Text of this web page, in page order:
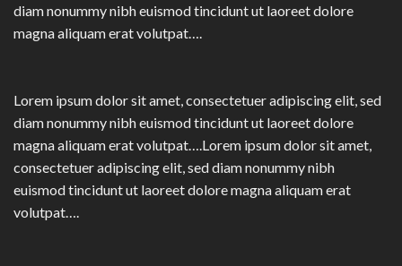
diam nonummy nibh euismod tincidunt ut laoreet dolore
magna aliquam erat volutpat….
Lorem ipsum dolor sit amet, consectetuer adipiscing elit, sed
diam nonummy nibh euismod tincidunt ut laoreet dolore
magna aliquam erat volutpat….Lorem ipsum dolor sit amet,
consectetuer adipiscing elit, sed diam nonummy nibh
euismod tincidunt ut laoreet dolore magna aliquam erat
volutpat….